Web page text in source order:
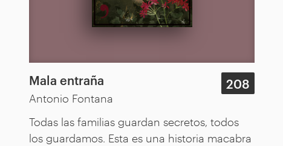
Mala entraña
Antonio Fontana
208
Todas las familias guardan secretos, todos
los guardamos. Esta es una historia macabra